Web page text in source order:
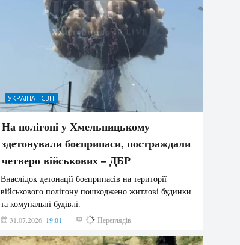
УКРАЇНА І СВІТ
На полігоні у Хмельницькому
здетонували боєприпаси, постраждали
четверо військових – ДБР
Внаслідок детонації боєприпасів на території
військового полігону пошкоджено житлові будинки
та комунальні будівлі.
31.07.2026 19:01 182 Переглядів